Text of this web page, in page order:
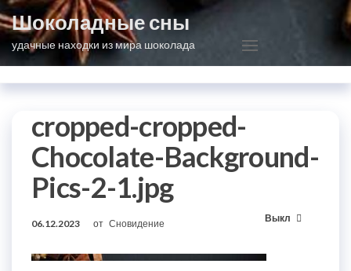
Перейти
к
содержимому
Шоколадные сны
удачные находки из мира шоколада
cropped-cropped-
Chocolate-Background-
Pics-2-1.jpg
06.12.2023 от Сновидение Выкл